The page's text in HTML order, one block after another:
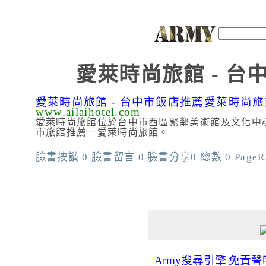
愛萊時尚旅館 - 台
愛萊時尚旅館 - 台中市飯店推薦愛萊時尚
www.ailaihotel.com
愛萊時尚旅館位於台中市西區緊鄰美術館及文化
市旅館推薦－愛萊時尚旅館。
臉書按讚 0 臉書留言 0 臉書分享0 總數 0
Army搜尋引擎 免責聲